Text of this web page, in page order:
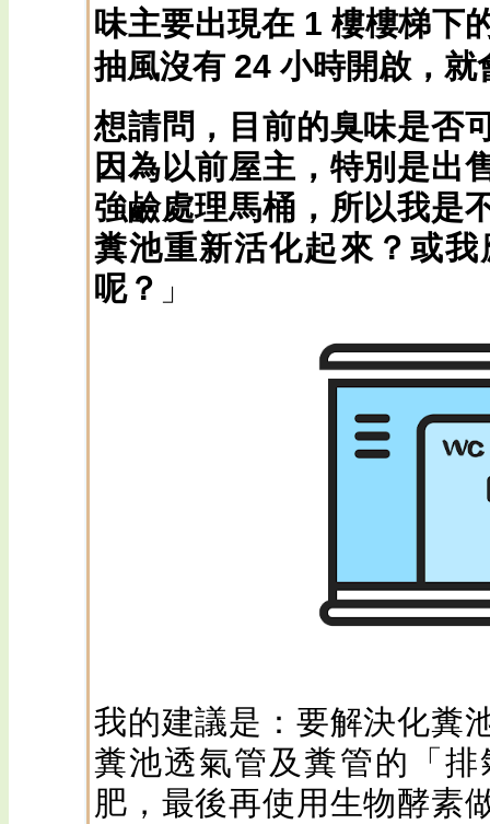
味主要出現在 1 樓樓梯下
抽風沒有 24 小時開啟，
想請問，目前的臭味是否
因為以前屋主，特別是出
強鹼處理馬桶，所以我是
糞池重新活化起來？或
呢？ 」
我的建議是：要解決化糞
糞池透氣管及糞管的「
肥，最後再使用生物酵素